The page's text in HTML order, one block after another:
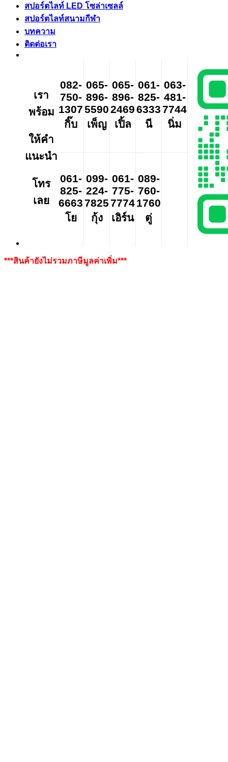
สปอร์ตไลท์ LED โซล่าเซลล์
สปอร์ตไลท์สนามกีฬา
บทความ
ติดต่อเรา
เรา
พร้อม
ให้คำ
แนะนำ
โทร
เลย
082-
750-
1307
กิ๊บ
065-
896-
5590
เพ็ญ
065-
896-
2469
เปิ้ล
061-
825-
6333
นี
063-
481-
7744
นิ่ม
061-
825-
6663
โย
099-
224-
7825
กุ้ง
061-
775-
7774
เอิร์น
089-
760-
1760
ตู่
***สินค้ายังไม่รวมภาษีมูลค่าเพิ่ม***